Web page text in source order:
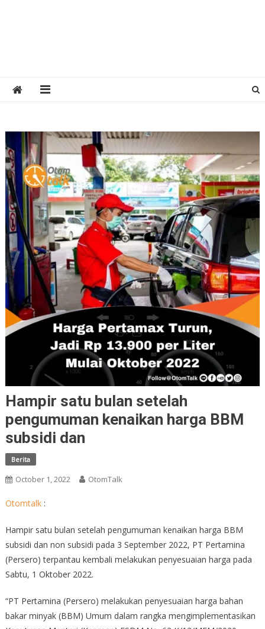
Hampir satu bulan setelah
pengumuman kenaikan harga BBM
subsidi dan
Berita
October 1, 2022 OtomTalk
Otomtalk:
Hampir satu bulan setelah pengumuman kenaikan harga BBM
subsidi dan non subsidi pada 3 September 2022, PT Pertamina
(Persero) terpantau kembali melakukan penyesuaian harga pada
Sabtu, 1 Oktober 2022.
“PT Pertamina (Persero) melakukan penyesuaian harga bahan
bakar minyak (BBM) Umum dalam rangka mengimplementasikan